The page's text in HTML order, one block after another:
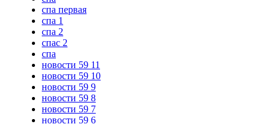
спа первая
спа 1
спа 2
спас 2
спа
новости 59 11
новости 59 10
новости 59 9
новости 59 8
новости 59 7
новости 59 6